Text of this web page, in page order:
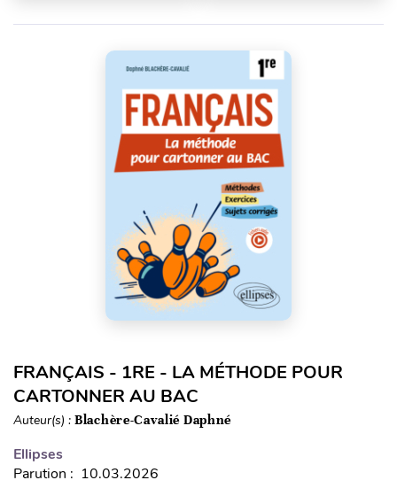
FRANÇAIS - 1RE - LA MÉTHODE POUR
CARTONNER AU BAC
Auteur(s) : Blachère-Cavalié Daphné
Ellipses
Parution : 10.03.2026